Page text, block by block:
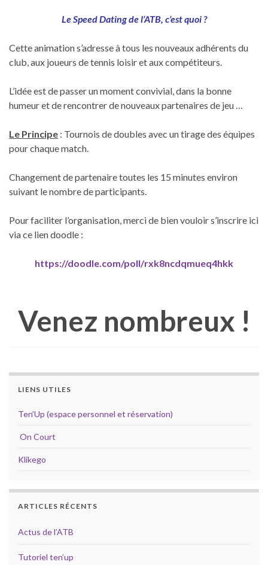
Le Speed Dating de l’ATB, c’est quoi ?
Cette animation s’adresse à tous les nouveaux adhérents du
club, aux joueurs de tennis loisir et aux compétiteurs.
L’idée est de passer un moment convivial, dans la bonne
humeur et de rencontrer de nouveaux partenaires de jeu …
Le Principe : Tournois de doubles avec un tirage des équipes
pour chaque match.
Changement de partenaire toutes les 15 minutes environ
suivant le nombre de participants.
Pour faciliter l’organisation, merci de bien vouloir s’inscrire ici
via ce lien doodle :
https://doodle.com/poll/rxk8ncdqmueq4hkk
Venez nombreux !
LIENS UTILES
Ten’Up (espace personnel et réservation)
On Court
Klikego
ARTICLES RÉCENTS
Actus de l’ATB
Tutoriel ten’up